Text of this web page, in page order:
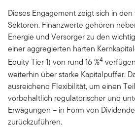
Dieses Engagement zeigt sich in
Sektoren. Finanzwerte gehören
Energie und Versorger zu den
einer aggregierten harten
Equity Tier 1) von rund 16 %4
weiterhin über starke Kapitalpuffer.
ausreichend Flexibilität, um einen
vorbehaltlich regulatorischer und
Erwägungen – in Form von
zurückzuführen.